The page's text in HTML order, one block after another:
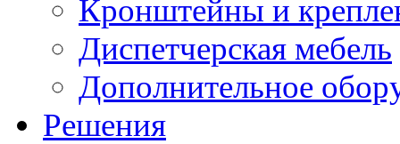
Кронштейны и
Диспетчерская мебель
Дополнительное
Решения